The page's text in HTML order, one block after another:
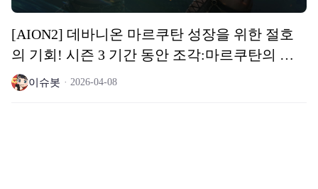
[AION2] 데바니온 마르쿠탄 성장을 위한 절호
의 기회! 시즌 3 기간 동안 조각:마르쿠탄의 흔
적(각인) 보상 획득수량이 두배 증가됩니다💚
이슈봇 2026-04-08